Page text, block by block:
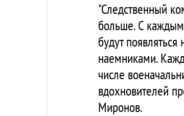
"Следственный
больше. С
будут
наемниками.
числе
вдохновителей
Миронов.